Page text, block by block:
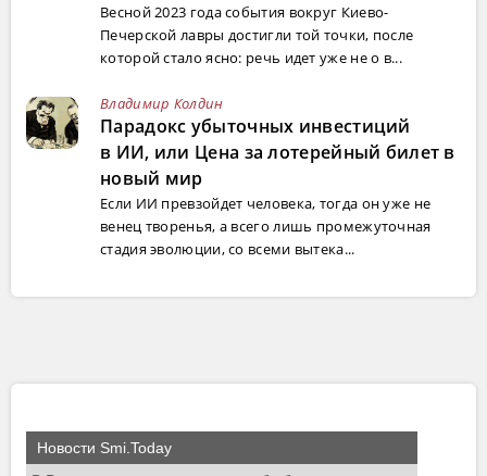
Весной 2023 года события вокруг Киево-
Печерской лавры достигли той точки, после
которой стало ясно: речь идет уже не о в...
Владимир Колдин
Парадокс убыточных инвестиций
в ИИ, или Цена за лотерейный билет в
новый мир
Если ИИ превзойдет человека, тогда он уже не
венец творенья, а всего лишь промежуточная
стадия эволюции, со всеми вытека...